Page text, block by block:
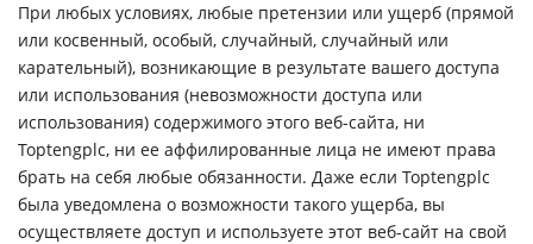
При любых условиях, любые претензии или ущерб (прямой
или косвенный, особый, случайный, случайный или
карательный), возникающие в результате вашего доступа
или использования (невозможности доступа или
использования) содержимого этого веб-сайта, ни
Toptengplc, ни ее аффилированные лица не имеют права
брать на себя любые обязанности. Даже если Toptengplc
была уведомлена о возможности такого ущерба, вы
осуществляете доступ и используете этот веб-сайт на свой